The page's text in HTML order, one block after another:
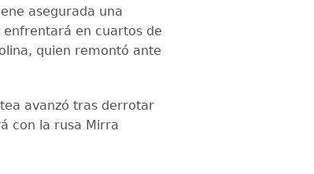
asegurada una
enfrentará en cuartos de
quien remontó ante
avanzó tras derrotar
con la rusa Mirra